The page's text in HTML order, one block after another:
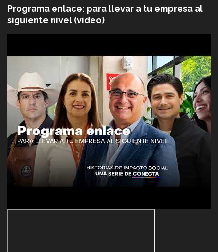
Programa enlace: para llevar a tu empresa al
siguiente nivel (video)